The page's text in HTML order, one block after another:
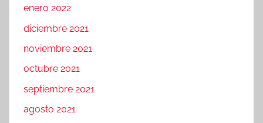
enero 2022
diciembre 2021
noviembre 2021
octubre 2021
septiembre 2021
agosto 2021